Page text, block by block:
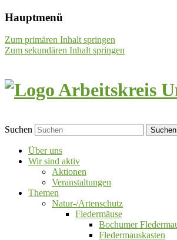
Hauptmenü
Zum primären Inhalt springen
Zum sekundären Inhalt springen
Suchen
Über uns
Wir sind aktiv
Aktionen
Veranstaltungen
Themen
Natur-/Artenschutz
Fledermäuse
Bochumer
Fledermauskasten